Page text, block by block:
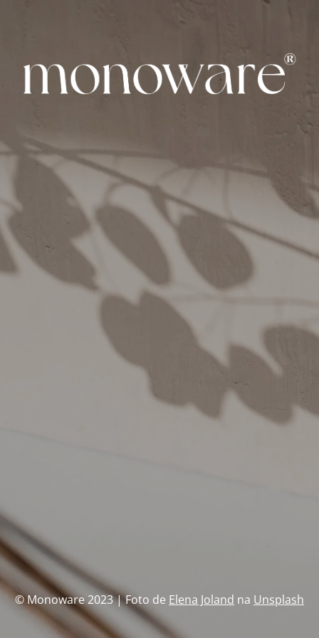
© Monoware 2023 | Foto de Elena Joland na Unsplash